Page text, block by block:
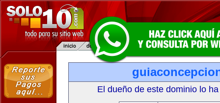
El dueño de este dominio lo